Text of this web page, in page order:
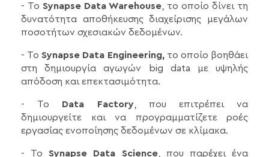
- Το Synapse Data Warehouse , το οποίο δίνει τη
δυνατότητα αποθήκευσης διαχείρισης μεγάλων
ποσοτήτων σχεσιακών δεδομένων.
- ΤοSynapse Data Engineering,το οποίο βοηθάει
στη δημιουργία αγωγών big data με υψηλής
απόδοση και επεκτασιμότητα.
- Το Data Factory , που επιτρέπει να
δημιουργείτε και να προγραμματίζετε ροές
εργασίας ενοποίησης δεδομένων σε κλίμακα.
- ΤοSynapse Data Science, που παρέχει ένα